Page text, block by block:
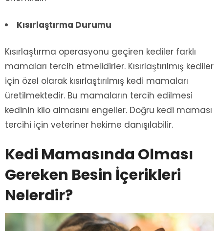
Kısırlaştırma Durumu
Kısırlaştırma operasyonu geçiren kediler farklı
mamaları tercih etmelidirler. Kısırlaştırılmış kediler
için özel olarak kısırlaştırılmış kedi mamaları
üretilmektedir. Bu mamaların tercih edilmesi
kedinin kilo almasını engeller. Doğru kedi maması
tercihi için veteriner hekime danışılabilir.
Kedi Mamasında Olması
Gereken Besin İçerikleri
Nelerdir?